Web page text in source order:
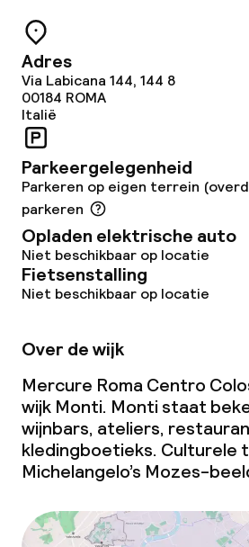
Schoonmaakvoorzieningen
Wasservice
Zakelijke faciliteiten
Conferentieruimte
Vergaderruimte
Adres
Via Labicana 144, 144 8
00184 ROMA
Italië
Parkeergelegenheid
Parkeren op eigen terrein
parkeren
Opladen elektrische auto
Niet beschikbaar op locatie
Fietsenstalling
Niet beschikbaar op locatie
Over de wijk
Mercure Roma Centro
wijk Monti. Monti staat
wijnbars, ateliers,
kledingboetieks. Culturele
Michelangelo’s Mozes-